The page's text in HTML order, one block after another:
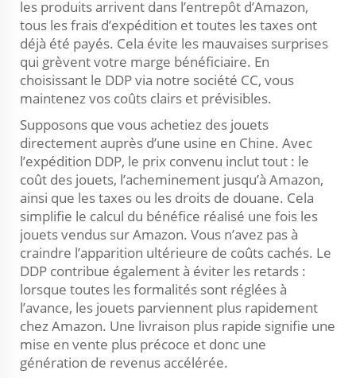
les produits arrivent dans l’entrepôt d’Amazon,
tous les frais d’expédition et toutes les taxes ont
déjà été payés. Cela évite les mauvaises surprises
qui grèvent votre marge bénéficiaire. En
choisissant le DDP via notre société CC, vous
maintenez vos coûts clairs et prévisibles.
Supposons que vous achetiez des jouets
directement auprès d’une usine en Chine. Avec
l’expédition DDP, le prix convenu inclut tout : le
coût des jouets, l’acheminement jusqu’à Amazon,
ainsi que les taxes ou les droits de douane. Cela
simplifie le calcul du bénéfice réalisé une fois les
jouets vendus sur Amazon. Vous n’avez pas à
craindre l’apparition ultérieure de coûts cachés. Le
DDP contribue également à éviter les retards :
lorsque toutes les formalités sont réglées à
l’avance, les jouets parviennent plus rapidement
chez Amazon. Une livraison plus rapide signifie une
mise en vente plus précoce et donc une
génération de revenus accélérée.